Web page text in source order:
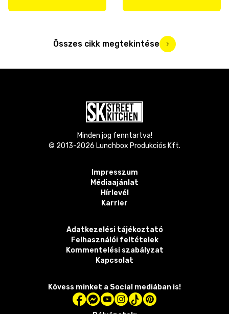
Összes cikk megtekintése
Minden jog fenntartva!
© 2013-2026 Lunchbox Produkciós Kft.
Impresszum
Médiaajánlat
Hírlevél
Karrier
Adatkezelési tájékoztató
Felhasználói feltételek
Kommentelési szabályzat
Kapcsolat
Kövess minket a Social mediában is!